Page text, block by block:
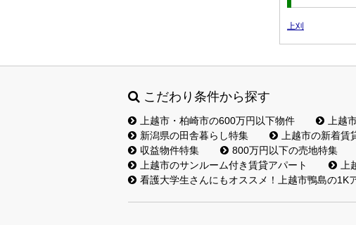
上刈
こだわり条件から探す
上越市・柏崎市の600万円以下物件 上越
新潟県の田舎暮らし特集
上越市の新着賃
収益物件特集
800万円以下の売地特集
上越市のサンルーム付き賃貸アパート
看護大学生さんにもオススメ！上越市鴨島の1K